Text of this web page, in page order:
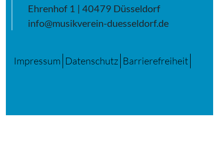
Ehrenhof 1 | 40479 Düsseldorf
info@musikverein-duesseldorf.de
Impressum Datenschutz Barrierefreiheit